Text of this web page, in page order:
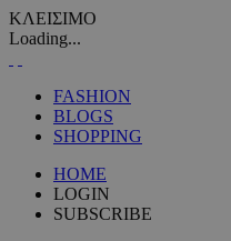
ΚΛΕΙΣΙΜΟ
Loading...
FASHION
BLOGS
SHOPPING
HOME
LOGIN
SUBSCRIBE